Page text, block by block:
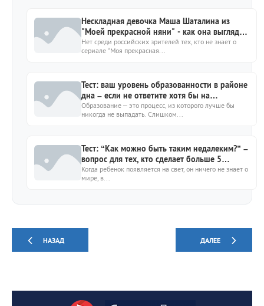
Нескладная девочка Маша Шаталина из
"Моей прекрасной няни" - как она выглядит
сейчас?
Нет среди российских зрителей тех, кто не знает о
сериале “Моя прекрасная...
Тест: ваш уровень образованности в районе
дна – если не ответите хотя бы на
7https://kto-chto-gde.ru/wp-
content/themes/theme2019/img/placeholder-
Образование – это процесс, из которого лучше бы
никогда не выпадать. Слишком...
Тест: “Как можно быть таким недалеким?” –
вопрос для тех, кто сделает больше 5
ошибок
Когда ребенок появляется на свет, он ничего не знает о
мире, в...
НАЗАД ДАЛЕЕ